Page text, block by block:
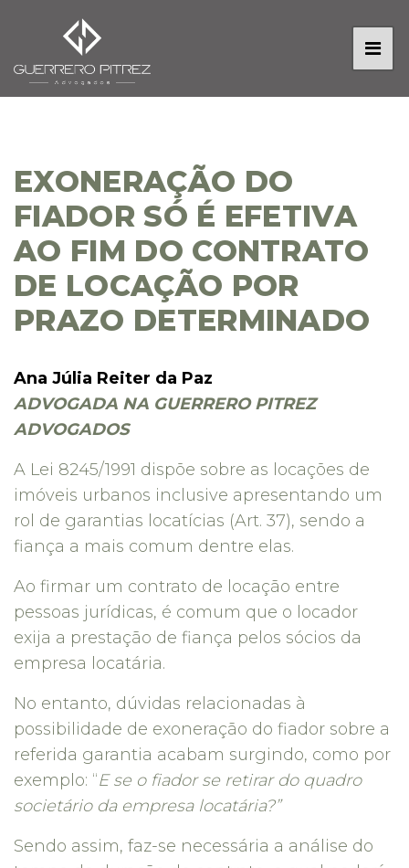
EXONERAÇÃO DO
FIADOR SÓ É EFETIVA
AO FIM DO CONTRATO
DE LOCAÇÃO POR
PRAZO DETERMINADO
Ana Júlia Reiter da Paz
ADVOGADA NA GUERRERO PITREZ
ADVOGADOS
A Lei 8245/1991 dispõe sobre as locações de
imóveis urbanos inclusive apresentando um
rol de garantias locatícias (Art. 37), sendo a
fiança a mais comum dentre elas.
Ao firmar um contrato de locação entre
pessoas jurídicas, é comum que o locador
exija a prestação de fiança pelos sócios da
empresa locatária.
No entanto, dúvidas relacionadas à
possibilidade de exoneração do fiador sobre a
referida garantia acabam surgindo, como por
exemplo: “E se o fiador se retirar do quadro
societário da empresa locatária?”
Sendo assim, faz-se necessária a análise do